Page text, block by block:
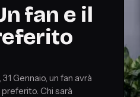
fan e il
Gennaio, un fan avrà
Chi sarà